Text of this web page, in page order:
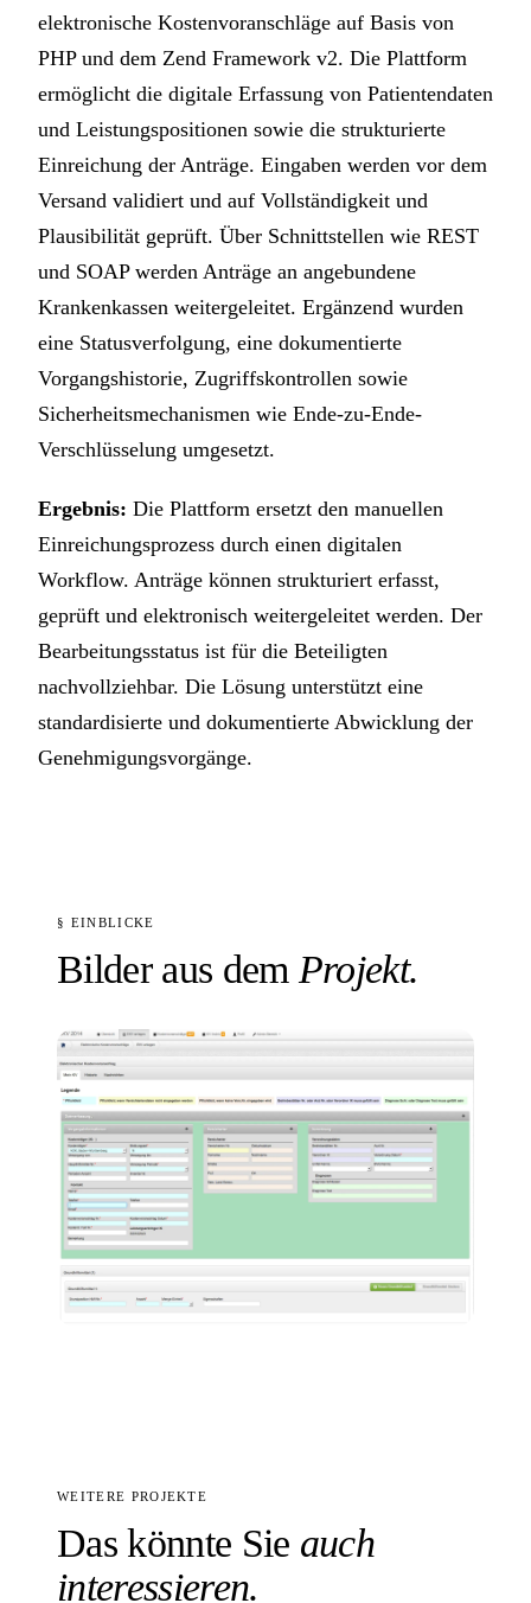
elektronische Kostenvoranschläge auf Basis von
PHP und dem Zend Framework v2. Die Plattform
ermöglicht die digitale Erfassung von Patientendaten
und Leistungspositionen sowie die strukturierte
Einreichung der Anträge. Eingaben werden vor dem
Versand validiert und auf Vollständigkeit und
Plausibilität geprüft. Über Schnittstellen wie REST
und SOAP werden Anträge an angebundene
Krankenkassen weitergeleitet. Ergänzend wurden
eine Statusverfolgung, eine dokumentierte
Vorgangshistorie, Zugriffskontrollen sowie
Sicherheitsmechanismen wie Ende-zu-Ende-
Verschlüsselung umgesetzt.
Ergebnis: Die Plattform ersetzt den manuellen
Einreichungsprozess durch einen digitalen
Workflow. Anträge können strukturiert erfasst,
geprüft und elektronisch weitergeleitet werden. Der
Bearbeitungsstatus ist für die Beteiligten
nachvollziehbar. Die Lösung unterstützt eine
standardisierte und dokumentierte Abwicklung der
Genehmigungsvorgänge.
§ EINBLICKE
Bilder aus dem Projekt.
WEITERE PROJEKTE
Das könnte Sie auch
interessieren.